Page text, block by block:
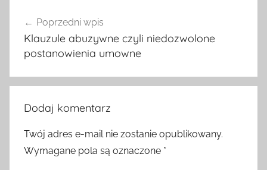
wpisu
Poprzedni wpis
Klauzule abuzywne czyli niedozwolone
postanowienia umowne
Dodaj komentarz
Twój adres e-mail nie zostanie opublikowany.
Wymagane pola są oznaczone *